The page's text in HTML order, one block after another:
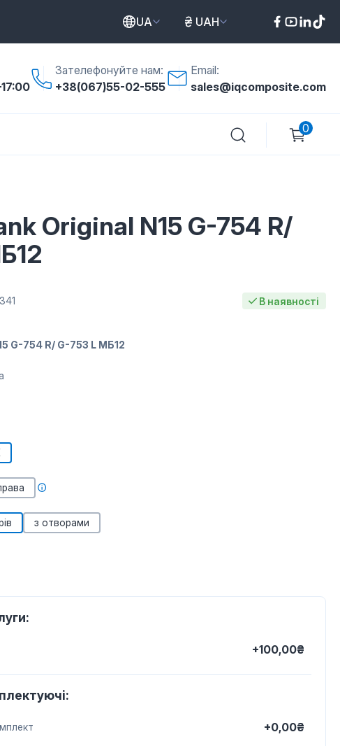
UA UAH
Зателефонуйте нам:
+38(067)55-02-555
Email:
sales@iqcomposite.com
0
Original N15 G-754 R/
В наявності
G-754 R/ G-753 L МБ12
з отворами
+100,00₴
+0,00₴